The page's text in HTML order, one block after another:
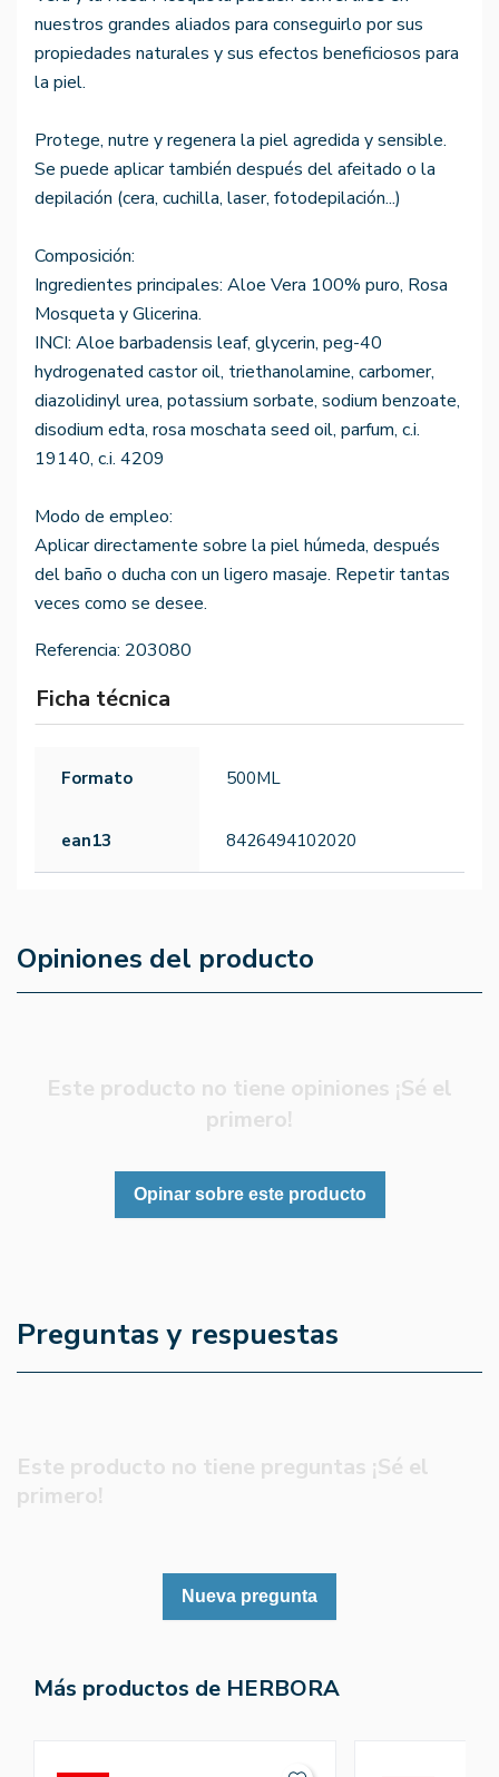
nuestros grandes aliados para conseguirlo por sus
propiedades naturales y sus efectos beneficiosos para
la piel.
Protege, nutre y regenera la piel agredida y sensible.
Se puede aplicar también después del afeitado o la
depilación (cera, cuchilla, laser, fotodepilación...)
Composición:
Ingredientes principales: Aloe Vera 100% puro, Rosa
Mosqueta y Glicerina.
INCI: Aloe barbadensis leaf, glycerin, peg-40
hydrogenated castor oil, triethanolamine, carbomer,
diazolidinyl urea, potassium sorbate, sodium benzoate,
disodium edta, rosa moschata seed oil, parfum, c.i.
19140, c.i. 4209
Modo de empleo:
Aplicar directamente sobre la piel húmeda, después
del baño o ducha con un ligero masaje. Repetir tantas
veces como se desee.
Referencia: 203080
Ficha técnica
Formato 500ML
ean13 8426494102020
Opiniones del producto
Este producto no tiene opiniones ¡Sé el
primero!
Opinar sobre este producto
Preguntas y respuestas
Este producto no tiene preguntas ¡Sé el
primero!
Nueva pregunta
Más productos de HERBORA